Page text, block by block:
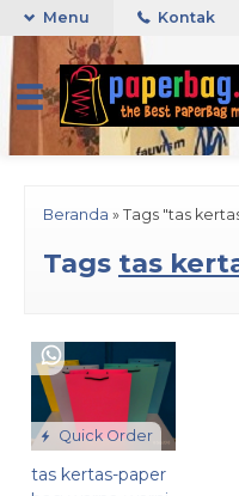
Menu Kontak
Beranda » Tags "tas
Tags tas
Quick Order
tas kertas-paper